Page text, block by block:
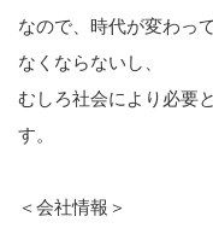
なので、時代が変わっ
なくならないし、
むしろ社会により必要
す。
＜会社情報＞